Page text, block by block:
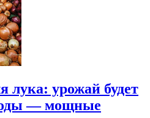
лука: урожай будет
— мощные